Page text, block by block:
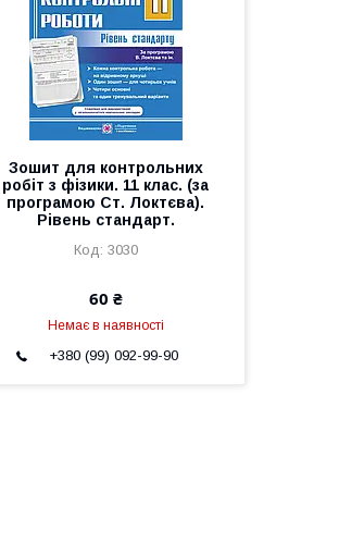
Зошит для контрольних
робіт з фізики. 11 клас. (за
програмою Ст. Локтєва).
Рівень стандарт.
3030
60 ₴
Немає в наявності
+380 (99) 092-99-90